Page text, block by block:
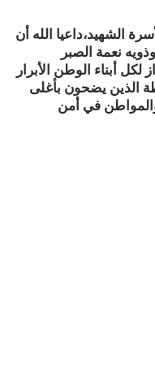
الشهيد،داعيا الله أن
نعمة الصبر
أبناء الوطن الأبرار
الذين يضحون بأغلى
في أمن